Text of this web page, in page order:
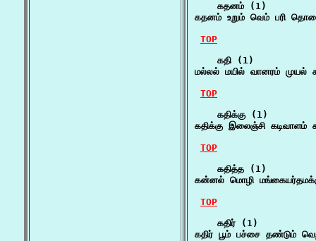
    கதனம் (1)
கதனம் உறும் வெம் பரி
TOP
    கதி (1)
மல்லல் மயில் வானரம் முயல்
TOP
    கதிக்கு (1)
கதிக்கு இலைஞ்சி
TOP
    கதித்த (1)
கன்னல் மொழி
TOP
    கதிர் (1)
கதிர் பூம் பச்சை தண்டும்